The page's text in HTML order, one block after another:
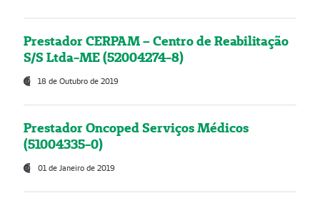
Prestador CERPAM – Centro de Reabilitação
S/S Ltda-ME (52004274-8)
18 de Outubro de 2019
Prestador Oncoped Serviços Médicos
(51004335-0)
01 de Janeiro de 2019